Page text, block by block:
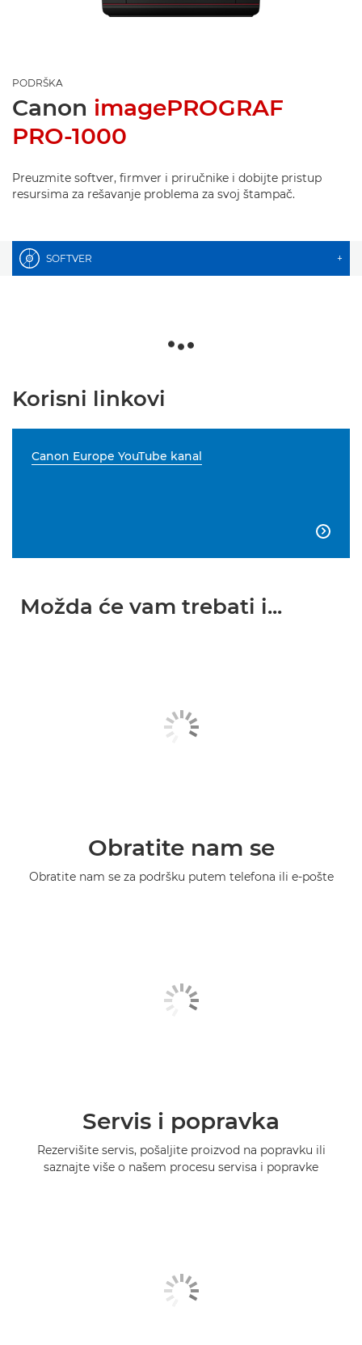
PODRŠKA
Canon imagePROGRAF
PRO-1000
Preuzmite softver, firmver i priručnike i dobijte pristup
resursima za rešavanje problema za svoj štampač.
SOFTVER +
Korisni linkovi
Canon Europe YouTube kanal

Možda će vam trebati i...
Obratite nam se
Obratite nam se za podršku putem telefona ili e-pošte
Servis i popravka
Rezervišite servis, pošaljite proizvod na popravku ili
saznajte više o našem procesu servisa i popravke